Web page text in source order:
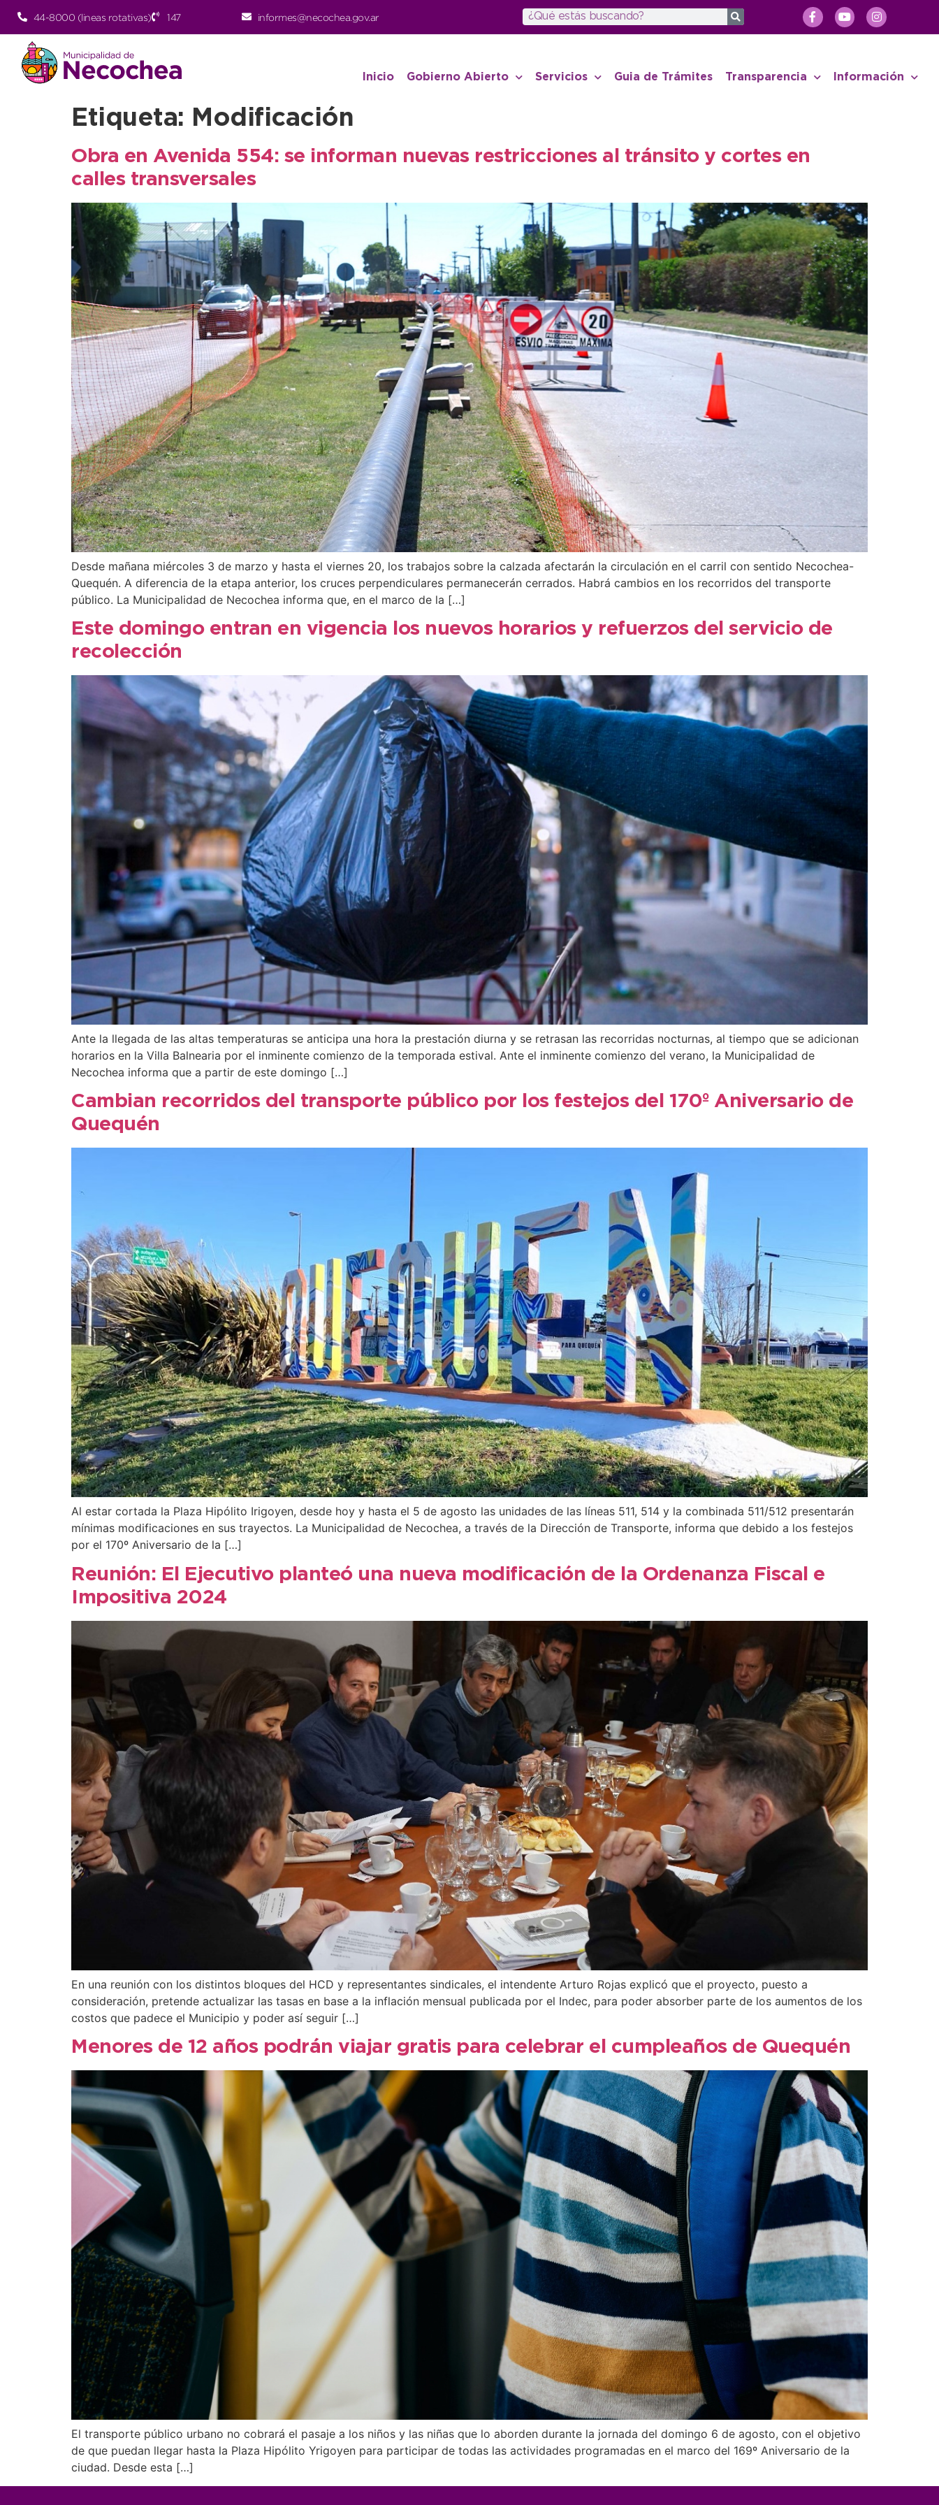
44-8000 (lineas rotativas) 147 informes@necochea.gov.ar
Inicio Gobierno Abierto Servicios Guia de Trámites Transparencia Información
Etiqueta: Modificación
Obra en Avenida 554: se informan nuevas restricciones al tránsito y cortes en
calles transversales
Desde mañana miércoles 3 de marzo y hasta el viernes 20, los trabajos sobre la calzada afectarán la circulación en el carril con sentido Necochea-
Quequén. A diferencia de la etapa anterior, los cruces perpendiculares permanecerán cerrados. Habrá cambios en los recorridos del transporte
público. La Municipalidad de Necochea informa que, en el marco de la […]
Este domingo entran en vigencia los nuevos horarios y refuerzos del servicio de
recolección
Ante la llegada de las altas temperaturas se anticipa una hora la prestación diurna y se retrasan las recorridas nocturnas, al tiempo que se adicionan
horarios en la Villa Balnearia por el inminente comienzo de la temporada estival. Ante el inminente comienzo del verano, la Municipalidad de
Necochea informa que a partir de este domingo […]
Cambian recorridos del transporte público por los festejos del 170º Aniversario de
Quequén
Al estar cortada la Plaza Hipólito Irigoyen, desde hoy y hasta el 5 de agosto las unidades de las líneas 511, 514 y la combinada 511/512 presentarán
mínimas modificaciones en sus trayectos. La Municipalidad de Necochea, a través de la Dirección de Transporte, informa que debido a los festejos
por el 170º Aniversario de la […]
Reunión: El Ejecutivo planteó una nueva modificación de la Ordenanza Fiscal e
Impositiva 2024
En una reunión con los distintos bloques del HCD y representantes sindicales, el intendente Arturo Rojas explicó que el proyecto, puesto a
consideración, pretende actualizar las tasas en base a la inflación mensual publicada por el Indec, para poder absorber parte de los aumentos de los
costos que padece el Municipio y poder así seguir […]
Menores de 12 años podrán viajar gratis para celebrar el cumpleaños de Quequén
El transporte público urbano no cobrará el pasaje a los niños y las niñas que lo aborden durante la jornada del domingo 6 de agosto, con el objetivo
de que puedan llegar hasta la Plaza Hipólito Yrigoyen para participar de todas las actividades programadas en el marco del 169º Aniversario de la
ciudad. Desde esta […]